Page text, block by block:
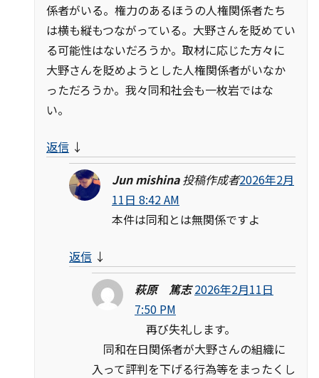
係者がいる。権力のあるほうの人権関係者たち
は横も縦もつながっている。大野さんを貶めてい
る可能性はないだろうか。取材に応じた方々に
大野さんを貶めようとした人権関係者がいなか
っただろうか。我々同和社会も一枚岩ではな
い。
返信 ↓
Jun mishina 投稿作成者2026年2月
11日 8:42 AM
本件は同和とは無関係ですよ
返信 ↓
萩原 篤志 2026年2月11日
7:50 PM
再び失礼します。
同和在日関係者が大野さんの組織に
入って評判を下げる行為等をまったくし